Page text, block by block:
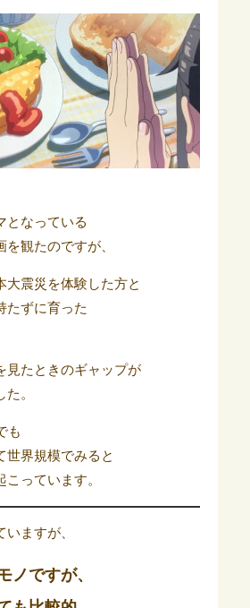
となっている
を観たのですが、
大震災を体験した方と
たずに育った
見たときのギャップが
。
も
世界規模でみると
っています。
ますが、
ノですが、